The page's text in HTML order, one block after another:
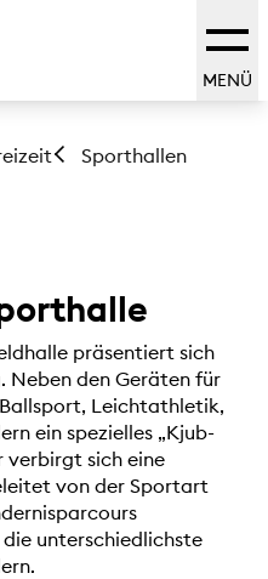
MENÜ
Sporthallen
präsentiert sich
Neben den Geräten für
Leichtathletik,
ein spezielles „Kjub-
verbirgt sich eine
von der Sportart
unterschiedlichste